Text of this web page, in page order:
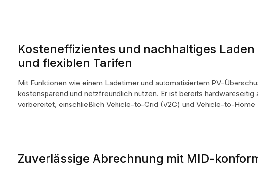
Kosteneffizientes und nachhaltiges
und flexiblen Tarifen
Mit Funktionen wie einem Ladetimer und automatisiertem PV-
kostensparend und netzfreundlich nutzen. Er ist bereits hardwareseitig
vorbereitet, einschließlich Vehicle-to-Grid (V2G) und Vehicle-to-Home
Zuverlässige Abrechnung mit MID-